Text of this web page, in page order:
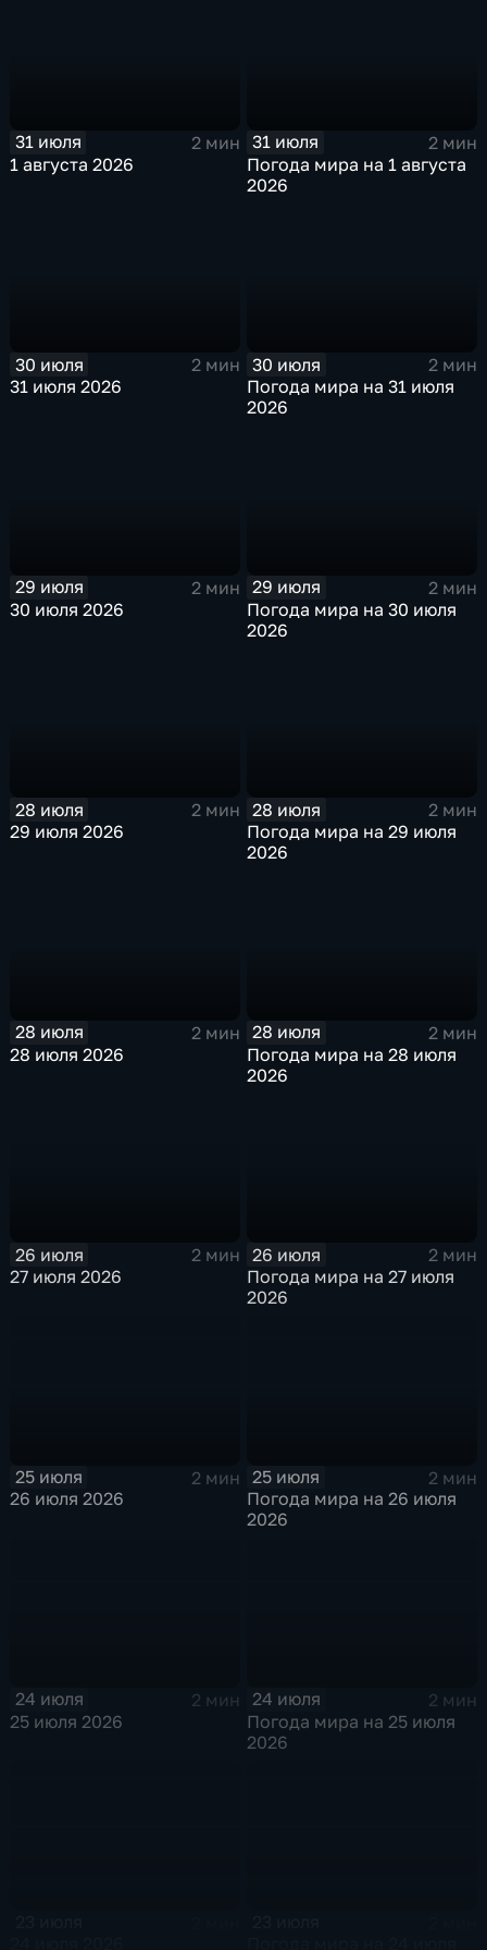
31 июля
2 мин
1 августа 2026
31 июля
2 мин
Погода мира на 1 августа
2026
30 июля
2 мин
31 июля 2026
30 июля
2 мин
Погода мира на 31 июля
2026
29 июля
2 мин
30 июля 2026
29 июля
2 мин
Погода мира на 30 июля
2026
28 июля
2 мин
29 июля 2026
28 июля
2 мин
Погода мира на 29 июля
2026
28 июля
2 мин
28 июля 2026
28 июля
2 мин
Погода мира на 28 июля
2026
26 июля
2 мин
27 июля 2026
26 июля
2 мин
Погода мира на 27 июля
2026
25 июля
2 мин
26 июля 2026
25 июля
2 мин
Погода мира на 26 июля
2026
24 июля
2 мин
25 июля 2026
24 июля
2 мин
Погода мира на 25 июля
2026